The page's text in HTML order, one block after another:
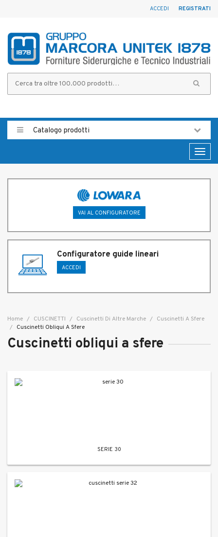
REGISTRATI
ACCEDI
Catalogo prodotti
VAI AL CONFIGURATORE
Configuratore guide lineari
ACCEDI
Home CUSCINETTI Cuscinetti Di Altre Marche
Cuscinetti A Sfere
Cuscinetti Obliqui A Sfere
Cuscinetti obliqui a sfere
SERIE 30